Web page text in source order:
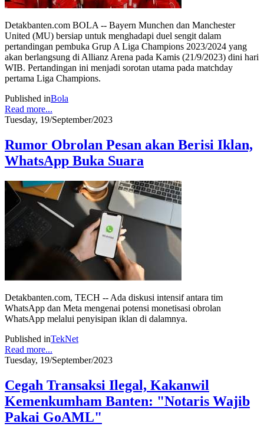
Detakbanten.com BOLA -- Bayern Munchen dan Manchester
United (MU) bersiap untuk menghadapi duel sengit dalam
pertandingan pembuka Grup A Liga Champions 2023/2024 yang
akan berlangsung di Allianz Arena pada Kamis (21/9/2023) dini hari
WIB. Pertandingan ini menjadi sorotan utama pada matchday
pertama Liga Champions.
Published inBola
Read more...
Tuesday, 19/September/2023
Rumor Obrolan Pesan akan Berisi Iklan,
WhatsApp Buka Suara
Detakbanten.com, TECH -- Ada diskusi intensif antara tim
WhatsApp dan Meta mengenai potensi monetisasi obrolan
WhatsApp melalui penyisipan iklan di dalamnya.
Published inTekNet
Read more...
Tuesday, 19/September/2023
Cegah Transaksi Ilegal, Kakanwil
Kemenkumham Banten: "Notaris Wajib
Pakai GoAML"